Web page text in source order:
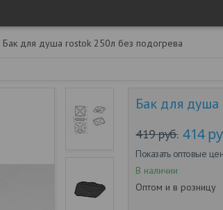
Бак для душа rostok 250л без подогрева
Бак для душа
419руб. 414
Показать оптовые
В наличии
Оптом и в розницу